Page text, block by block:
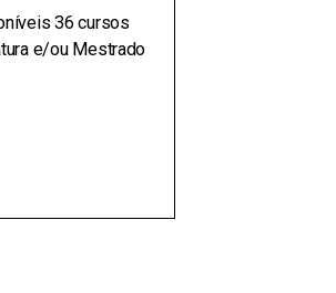
36 cursos
e/ou Mestrado